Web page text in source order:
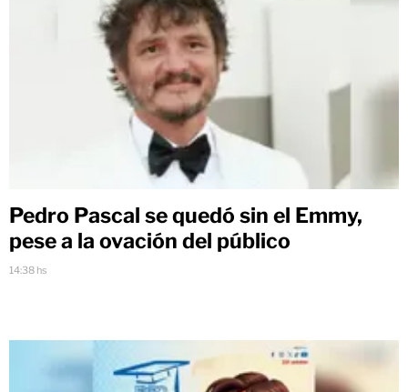
Pedro Pascal se quedó sin el Emmy,
pese a la ovación del público
14:38 hs